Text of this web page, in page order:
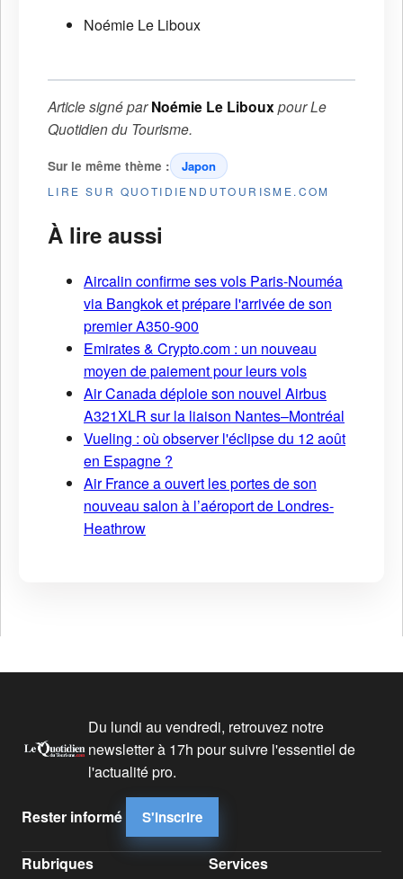
Noémie Le Liboux
Article signé parNoémie Le LibouxpourLe
Quotidien du Tourisme.
Sur le même thème : Japon
LIRE SUR QUOTIDIENDUTOURISME.COM
À lire aussi
Aircalin confirme ses vols Paris-Nouméa
via Bangkok et prépare l'arrivée de son
premier A350-900
Emirates & Crypto.com : un nouveau
moyen de paiement pour leurs vols
Air Canada déploie son nouvel Airbus
A321XLR sur la liaison Nantes–Montréal
Vueling : où observer l'éclipse du 12 août
en Espagne ?
Air France a ouvert les portes de son
nouveau salon à l’aéroport de Londres-
Heathrow
Du lundi au vendredi, retrouvez notre
newsletter à 17h pour suivre l'essentiel de
l'actualité pro.
Rester informé S'inscrire
Rubriques Services